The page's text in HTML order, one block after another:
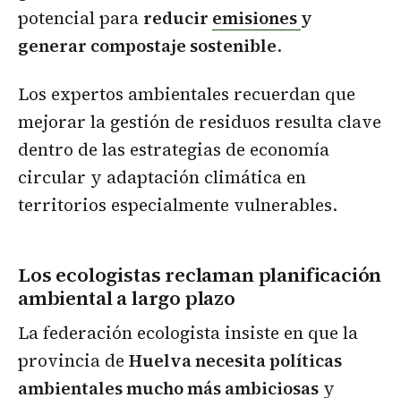
potencial para reducir emisionesy
generar compostaje sostenible.
Los expertos ambientales recuerdan que
mejorar la gestión de residuos resulta clave
dentro de las estrategias de economía
circular y adaptación climática en
territorios especialmente vulnerables.
Los ecologistas reclaman planificación
ambiental a largo plazo
La federación ecologista insiste en que la
provincia de Huelva necesita políticas
ambientales mucho más ambiciosas y